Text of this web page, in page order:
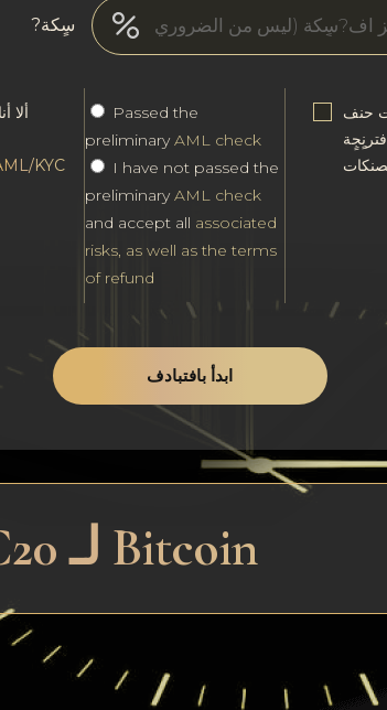
?سٍكة
ألا
KYC
Passed the
preliminaryAML check
I have not passed the
preliminaryAML check
and accept all associated
risks, as well as the terms
of refund
حنف
ابدأ بافتبادف
تبادل سريع PYUSD ERC20 لـ Bitcoin